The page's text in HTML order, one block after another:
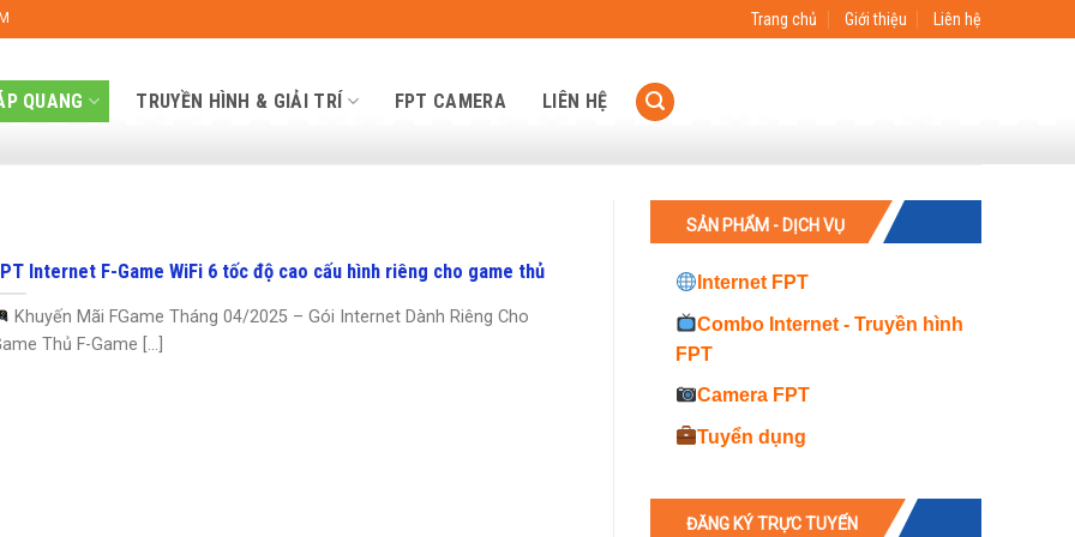
Trang chủ Giới thiệu Liên hệ
QUANG TRUYỀN HÌNH & GIẢI TRÍ FPT CAMERA LIÊN HỆ
Internet F-Game WiFi 6 tốc độ cao cấu hình riêng cho game thủ
Khuyến Mãi FGame Tháng 04/2025 – Gói Internet Dành Riêng Cho
Thủ F-Game [...]
SẢN PHẨM - DỊCH VỤ
Internet FPT
Combo Internet - Truyền hình
FPT
Camera FPT
Tuyển dụng
ĐĂNG KÝ TRỰC TUYẾN